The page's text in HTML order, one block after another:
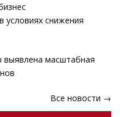
условиях снижения
масштабная
Все новости →